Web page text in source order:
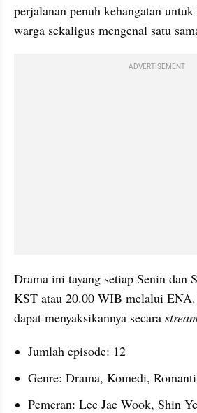
perjalanan penuh kehangatan
warga sekaligus mengenal satu
ADVERTISEMENT
Drama ini tayang setiap Senin dan
KST atau 20.00 WIB melalui
dapat menyaksikannya secara
Jumlah episode: 12
Genre: Drama, Komedi,
Pemeran: Lee Jae Wook, Shin